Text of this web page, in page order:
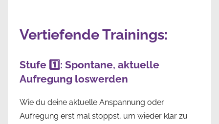
Vertiefende Trainings:
Stufe 1️⃣: Spontane, aktuelle
Aufregung loswerden
Wie du deine aktuelle Anspannung oder
Aufregung erst mal stoppst, um wieder klar zu